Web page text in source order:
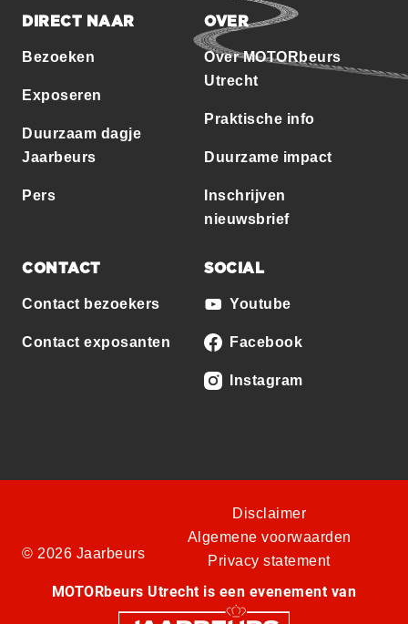
DIRECT NAAR
Bezoeken
Exposeren
Duurzaam dagje
Jaarbeurs
Pers
OVER
Over MOTORbeurs
Utrecht
Praktische info
Duurzame impact
Inschrijven
nieuwsbrief
CONTACT
Contact bezoekers
Contact exposanten
SOCIAL
Youtube
Facebook
Instagram
© 2026 Jaarbeurs
Disclaimer
Algemene voorwaarden
Privacy statement
MOTORbeurs Utrecht is een evenement van